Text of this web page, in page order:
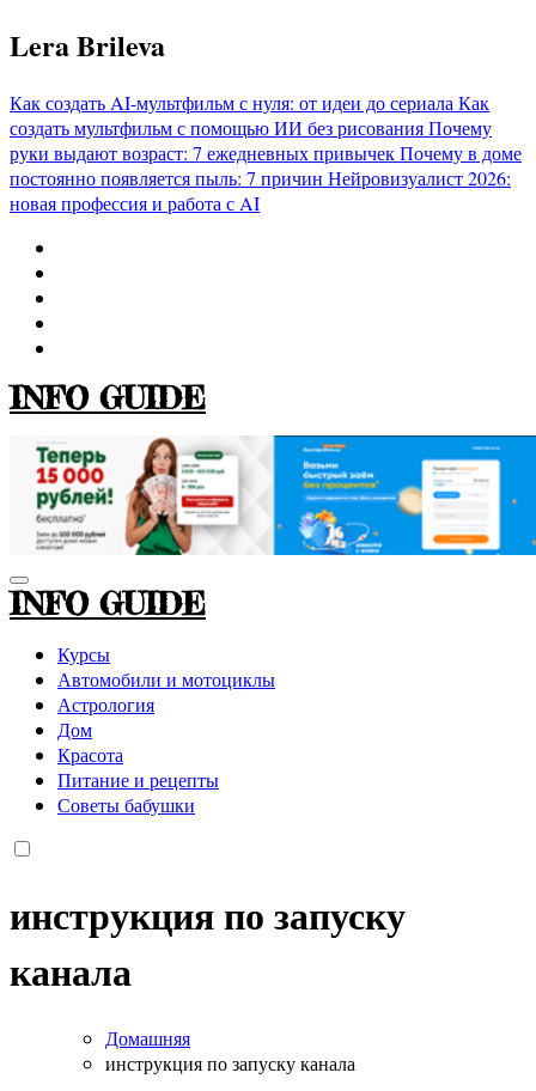
Перейти
к
Lera Brileva
Как создать AI-мультфильм с нуля: от идеи до сериала Как
создать мультфильм с помощью ИИ без рисованияПочему
руки выдают возраст: 7 ежедневных привычекПочему в доме
постоянно появляется пыль: 7 причин Нейровизуалист 2026:
новая профессия и работа с AI
INFO GUIDE
INFO GUIDE
Курсы
Автомобили и мотоциклы
Астрология
Дом
Красота
Питание и рецепты
Советы бабушки
инструкция по запуску
канала
Домашняя
инструкция по запуску канала